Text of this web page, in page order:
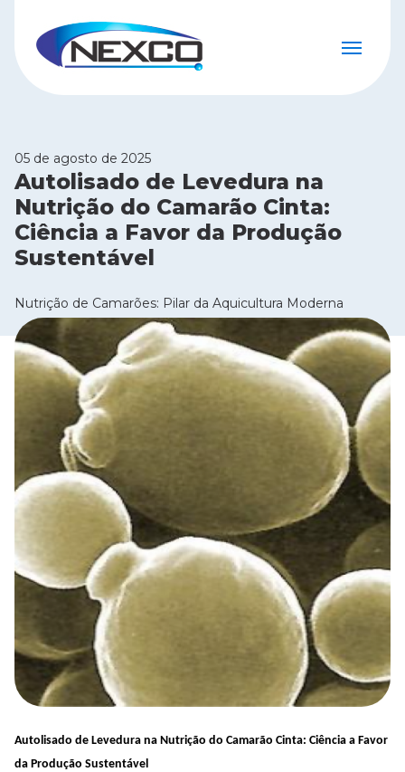
05 de agosto de 2025
Autolisado de Levedura na
Nutrição do Camarão Cinta:
Ciência a Favor da Produção
Sustentável
Nutrição de Camarões: Pilar da Aquicultura Moderna
Autolisado de Levedura na Nutrição do Camarão Cinta: Ciência a Favor
da Produção Sustentável